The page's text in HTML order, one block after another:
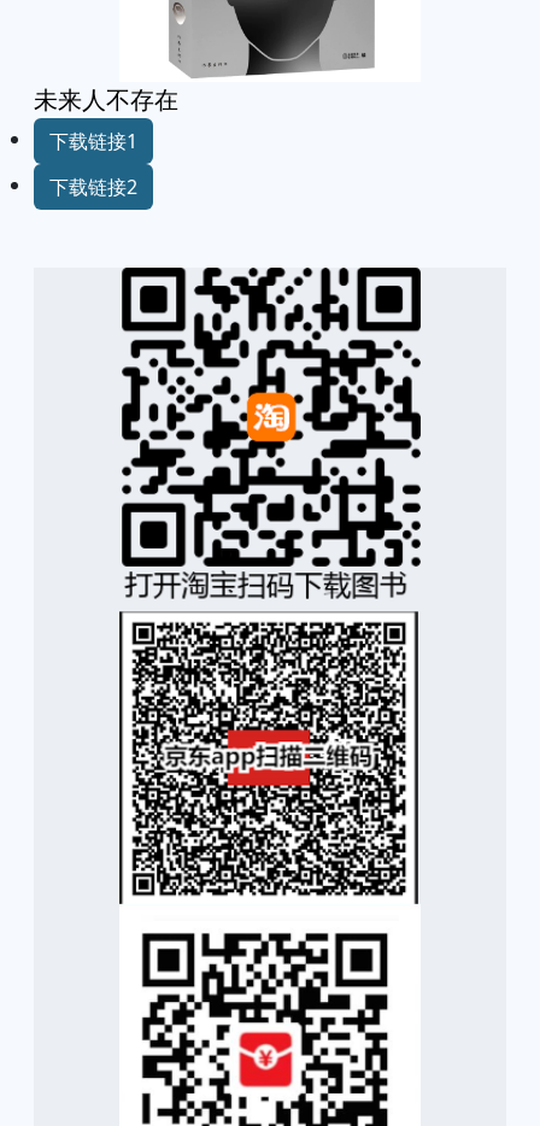
未来人不存在
下载链接1
下载链接2